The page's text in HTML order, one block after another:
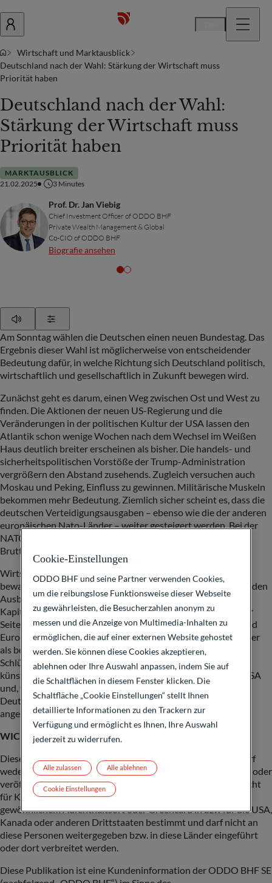
Wirtschaft und Marktausblick
Deutschland nach der Wahl: Stärkung der Wirtschaft muss
Priorität haben
Deutschland nach der Wahl:
Stärkung der Wirtschaft muss
Priorität haben
MARKTAUSBLICK
21.02.2025
3 Minutes
Prof. Dr. Jan Viebig
Chief Investment Officer of ODDO BHF
Private Wealth Management & Global
Co-CIO of ODDO BHF
Biografie ansehen
Am Sonntag wählen die Deutschen einen neuen Bundestag. Das
Ergebnis dieser Wahl ist möglicherweise von entscheidender
Bedeutung dafür, in welche Richtung sich Deutschland politisch,
wirtschaftlich und gesellschaftlich in Zukunft bewegen wird.
Zunächst geht es darum, einen Weg zwischen Ost und West zu
finden. Die Aktionen der neuen US-Regierung und die
Veränderungen in der politischen Kultur der USA lassen den
Atlantik schon wenige Wochen nach dem Wechsel im Weißen
Haus deutlich breiter erscheinen als bisher. Die handels- und
sicherheitspolitischen Vorstöße der Trump-Administration
vergrößern den Abstand zusehends. Zugleich versuchen auch
Moskau und Peking, Einfluss zu gewinnen. Militärische Muskeln
bekommen mehr Bedeutung. Ziemlich sicher scheint es, dass die
deutschen Verteidigungsausgaben – ebenso wie die der anderen
europäischen Nato-Länder – weiter gesteigert werden. Bei der
NATO stehen Erhöhungen um 1,5 bis 2 Prozent des
Bruttoinlandsprodukts auf 3,5 bis 4 Prozent im Raum.
Wirtschaftlich geht es vor allem darum, den Wohlstand zu
bewahren. Zu wenig wurde in den zurückliegenden Jahren in den
Ausbau und die Modernisierung des volkswirtschaftlichen
Kapitalstocks investiert, auf privater Seite und auf staatlicher
Seite. Deshalb stagniert die Produktivität in Deutschland (und
Europa), und die Kapitalrentabilität ist oft wesentlich niedriger
als beispielsweise in den USA. In einer Reihe von
Schlüsseltechnologien, beispielsweise auf dem Feld der
künstlichen Intelligenz, dominieren Unternehmen aus den USA
und, vielleicht, Asien. Wirtschaftlich betrachtet hat sich in
Deutschland und Europa erheblicher Handlungsbedarf
angesammelt.
WICHTIGE INFORMATION
Dieses vertrauliche Dokument ist nur für Sie bestimmt Es darf
weder insgesamt, noch in Teilen reproduziert, weitergegeben oder
veröffentlicht werden. Insbesondere ist dieses Dokument nicht
für Kunden oder andere Personen mit Sitz, Wohnsitz,
gewöhnlichem Aufenthaltsort oder Greencard in bzw für die USA,
Kanada oder anderen Drittstaaten bestimmt und darf nicht an
diese Personen weitergegeben bzw. in diese Länder eingeführt
oder dort verbreitet werden.
Diese Publikation ist eine Kundeninformation der ODDO BHF SE
Cookie-Einstellungen
ODDO BHF und seine Partner verwenden Cookies,
um die reibungslose Funktionsweise dieser Webseite
zu gewährleisten, die Besucherzahlen anonym zu
messen und die Anzeige von Multimedia-Inhalten zu
ermöglichen, die auf einer externen Website gehostet
werden. Sie können diese Cookies akzeptieren,
ablehnen oder Ihre Auswahl anpassen, indem Sie auf
die Schaltflächen in diesem Fenster klicken. Die
Schaltfläche „Cookie Einstellungen“ stellt Ihnen
detaillierte Informationen zu den Trackern zur
Verfügung und ermöglicht es Ihnen, Ihre Auswahl
jederzeit zu widerrufen.
Alle ablehnen
Alle zulassen
Cookie Einstellungen